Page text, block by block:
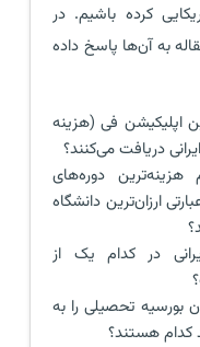
کرده باشیم. در
به آن‌ها پاسخ داده
اپلیکیشن فی (هزینه
دریافت می‌کنند؟
هزینه‌ترین دوره‌های
ارزان‌ترین دانشگاه
در کدام یک از
بورسیه تحصیلی را به
کدام هستند؟